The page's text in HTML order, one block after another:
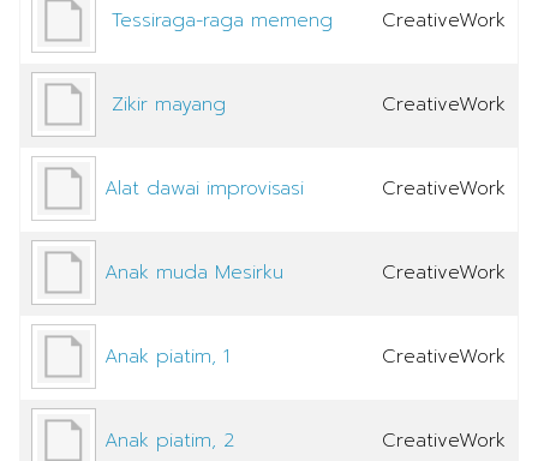
Tessiraga-raga memeng CreativeWork
Zikir mayang CreativeWork
Alat dawai improvisasi CreativeWork
Anak muda Mesirku CreativeWork
Anak piatim, 1 CreativeWork
Anak piatim, 2 CreativeWork